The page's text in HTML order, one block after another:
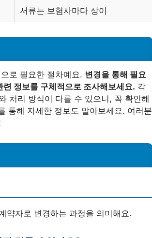
서류는 보험사마다 상이
로 필요한 절차예요. 변경을 통해 필요
정보를 구체적으로 조사해보세요. 각
처리 방식이 다를 수 있으니, 꼭 확인해
통해 자세한 정보도 알아보세요. 여러분
약자로 변경하는 과정을 의미해요.